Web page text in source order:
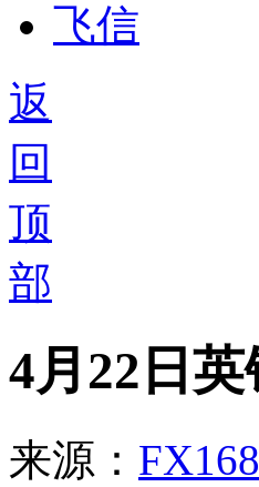
飞信
返
回
顶
部
4月22日
来源： FX168